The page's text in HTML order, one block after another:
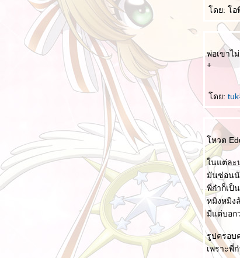
ตำราเรียนเด็กประถมจีน เล่มนี้น่าสนใจ
คุณต้องยืนหยัด 你要坚实
นกกระจอก 麻雀
เรียนรู้จากภาพภาพเดียว
好 ที่แปลว่า ดี และไม่ได้แปลว่าดี
ABC และชื่อสมมติ ในภาษาจีน
รู้สึกอยากร้องไห้มากที่สุด 最感到想流泪
ว่าด้วยเรื่องตัวเลขในจีน
ข้อคิดจากคดีของหูซินหยู
ความเหมือนกันของสื่อไทย - จีน
หาก...... 如果...... และความคิดอันแหลมคมของ
Quote คำพูดแสดงความเป็นประเทศจีน
2 เรื่องเล่าโควิด ในจีน
ดย: โอ
พ่อเขาไ
+
ดย:
หวต
นแต่ละ
มันซ่อนนั
พี่ก๋าก็เป็
หมิงหมิง
มีแต่บอก
รูปครอบ
เพราะพี่